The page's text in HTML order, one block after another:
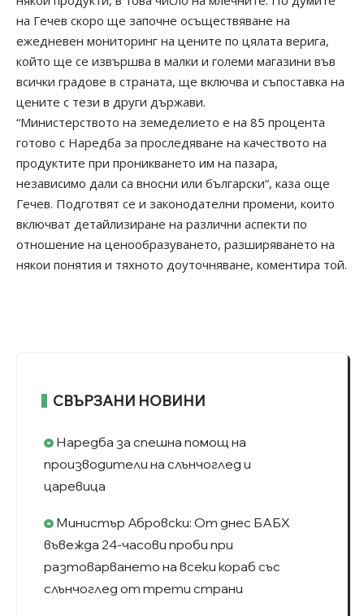
на Гечев скоро ще започне осъществяване на
ежедневен мониторинг на цените по цялата верига,
който ще се извършва в малки и големи магазини във
всички градове в страната, ще включва и съпоставка на
цените с тези в други държави.
“Министерството на земеделието е на 85 процента
готово с Наредба за проследяване на качеството на
продуктите при проникването им на пазара,
независимо дали са вносни или български“, каза още
Гечев. Подготвят се и законодателни промени, които
включват детайлизиране на различни аспекти по
отношение на ценообразуването, разширяването на
някои понятия и тяхното доуточняване, коментира той.
СВЪРЗАНИ НОВИНИ
Наредба за спешна помощ на
производители на слънчоглед и
царевица
Министър Абровски: От днес БАБХ
въвежда 24-часови проби при
разтоварването на всеки кораб със
слънчоглед от трети страни